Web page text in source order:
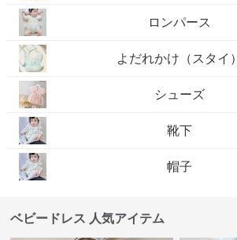
ロンパース
よだれかけ（スタイ）
シューズ
靴下
帽子
ベビードレス 人気アイテム